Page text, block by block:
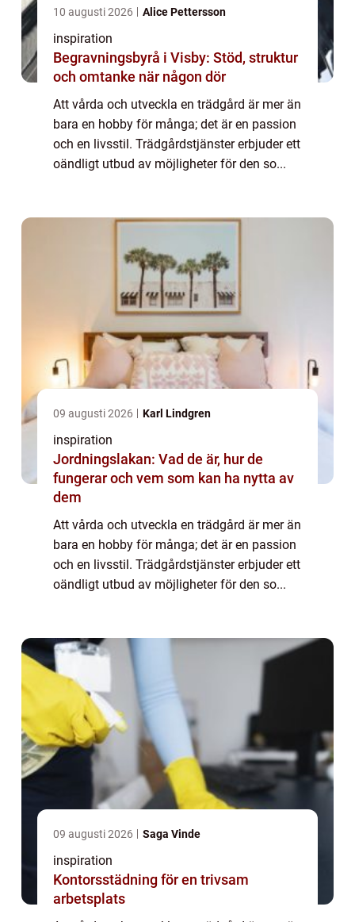
10 augusti 2026 Alice Pettersson
inspiration
Begravningsbyrå i Visby: Stöd, struktur
och omtanke när någon dör
Att vårda och utveckla en trädgård är mer än
bara en hobby för många; det är en passion
och en livsstil. Trädgårdstjänster erbjuder ett
oändligt utbud av möjligheter för den so...
09 augusti 2026 Karl Lindgren
inspiration
Jordningslakan: Vad de är, hur de
fungerar och vem som kan ha nytta av
dem
Att vårda och utveckla en trädgård är mer än
bara en hobby för många; det är en passion
och en livsstil. Trädgårdstjänster erbjuder ett
oändligt utbud av möjligheter för den so...
09 augusti 2026 Saga Vinde
inspiration
Kontorsstädning för en trivsam
arbetsplats